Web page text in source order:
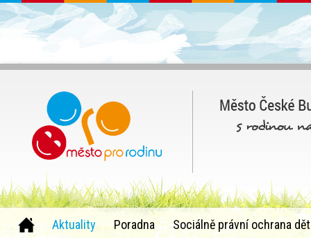
Aktuality Poradna Sociálně právní ochrana